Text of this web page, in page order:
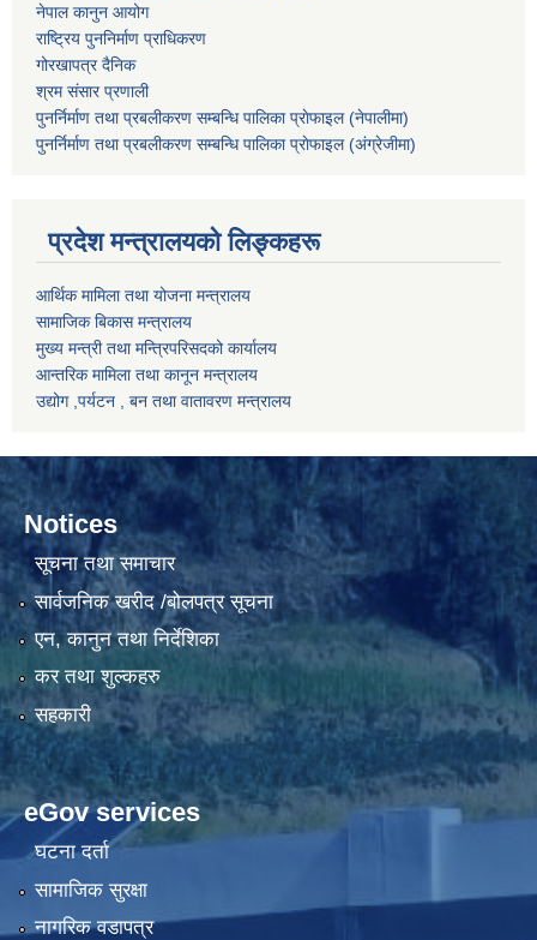
नेपाल कानुन आयोग
राष्ट्रिय पुननिर्माण प्राधिकरण
गोरखापत्र दैनिक
श्रम संसार प्रणाली
पुनर्निर्माण तथा प्रबलीकरण सम्बन्धि पालिका प्राेफाइल (नेपालीमा)
पुनर्निर्माण तथा प्रबलीकरण सम्बन्धि पालिका प्राेफाइल(अंग्रेजीमा)
प्रदेश मन्त्रालयको लिङ्कहरू
आर्थिक मामिला तथा योजना मन्त्रालय
सामाजिक बिकास मन्त्रालय
मुख्य मन्त्री तथा मन्त्रिपरिसदको कार्यालय
आन्तरिक मामिला तथा कानून मन्त्रालय
उद्योग ,पर्यटन , बन तथा वातावरण मन्त्रालय
Notices
सूचना तथा समाचार
सार्वजनिक खरीद /बोलपत्र सूचना
एन, कानुन तथा निर्देशिका
कर तथा शुल्कहरु
सहकारी
eGov services
घटना दर्ता
सामाजिक सुरक्षा
नागरिक वडापत्र